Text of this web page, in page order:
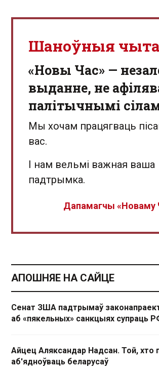
Шаноўныя
«Новы Час» —
выданне, не
палітычнымі
Мы хочам працягваць
вас.
І нам вельмі важная ваша
падтрымка.
Дапамагчы «Новаму
АПОШНЯЕ НА САЙЦЕ
Сенат ЗША падтрымаў
аб «пякельных» санкцыях супраць
Айцец Аляксандар Надсан. Той, хто
аб'ядноўваць беларусаў